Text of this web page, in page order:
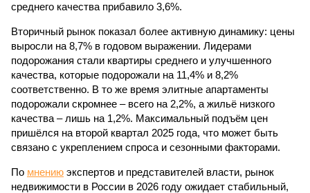
среднего качества прибавило 3,6%.
Вторичный рынок показал более активную динамику: цены
выросли на 8,7% в годовом выражении. Лидерами
подорожания стали квартиры среднего и улучшенного
качества, которые подорожали на 11,4% и 8,2%
соответственно. В то же время элитные апартаменты
подорожали скромнее – всего на 2,2%, а жильё низкого
качества – лишь на 1,2%. Максимальный подъём цен
пришёлся на второй квартал 2025 года, что может быть
связано с укреплением спроса и сезонными факторами.
По мнению экспертов и представителей власти, рынок
недвижимости в России в 2026 году ожидает стабильный,